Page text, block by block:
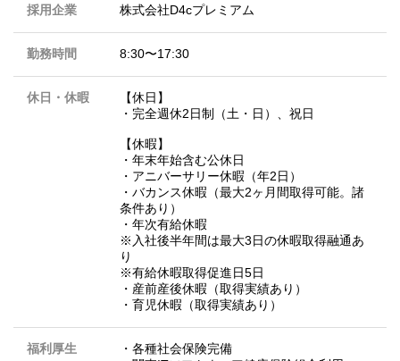
採用企業 株式会社D4cプレミアム
勤務時間 8:30〜17:30
休日・休暇
【休日】
・完全週休2日制（土・日）、祝日
【休暇】
・年末年始含む公休日
・アニバーサリー休暇（年2日）
・バカンス休暇（最大2ヶ月間取得可能。諸
条件あり）
・年次有給休暇
※入社後半年間は最大3日の休暇取得融通あ
り
※有給休暇取得促進日5日
・産前産後休暇（取得実績あり）
・育児休暇（取得実績あり）
福利厚生
・各種社会保険完備